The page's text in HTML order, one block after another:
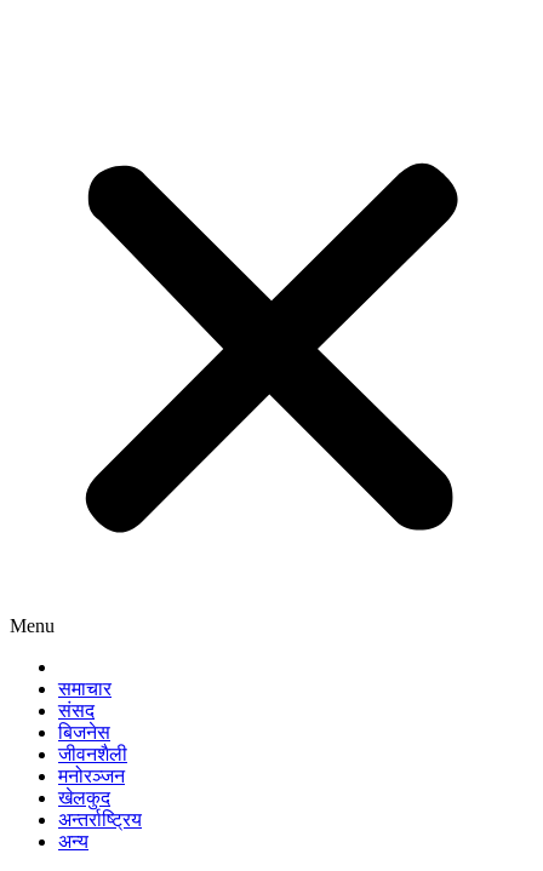
Menu
समाचार
संसद
बिजनेस
जीवनशैली
मनोरञ्जन
खेलकुद
अन्तर्राष्ट्रिय
अन्य